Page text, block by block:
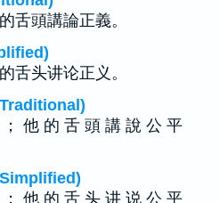
舌頭講論正義。
舌头讲论正义。
他 的 舌 頭 講 說 公 平
他 的 舌 头 讲 说 公 平